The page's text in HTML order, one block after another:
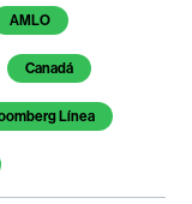
AMLO
Canadá
Línea